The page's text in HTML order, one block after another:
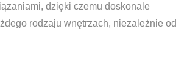
dzięki czemu doskonale
rodzaju wnętrzach, niezależnie od